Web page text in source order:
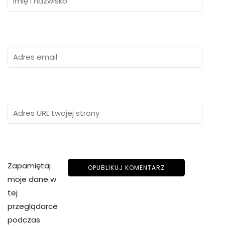
Zapamiętaj
moje dane w
tej
przeglądarce
podczas